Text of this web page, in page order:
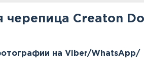
черепица Creaton
на Viber/WhatsApp/